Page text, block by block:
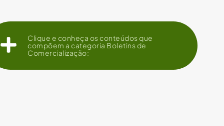
Clique e conheça os conteúdos que
compõem a categoria Boletins de
Comercialização: